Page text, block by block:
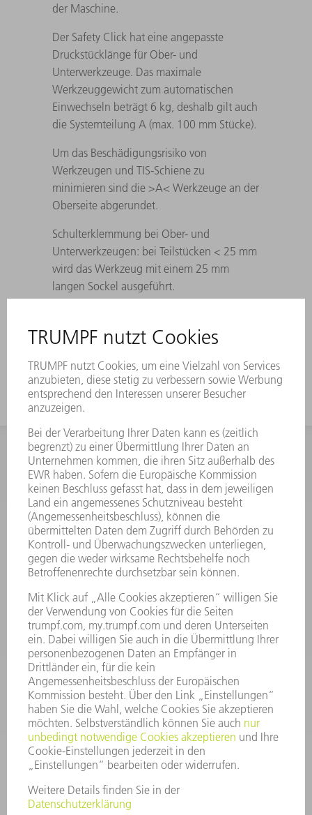
der Maschine.
Der Safety Click hat eine angepasste
Druckstücklänge für Ober- und
Unterwerkzeuge. Das maximale
Werkzeuggewicht zum automatischen
Einwechseln beträgt 6 kg, deshalb gilt auch
die Systemteilung A (max. 100 mm Stücke).
Um das Beschädigungsrisiko von
Werkzeugen und TIS-Schiene zu
minimieren sind die >A< Werkzeuge an der
Oberseite abgerundet.
Schulterklemmung bei Ober- und
Unterwerkzeugen: bei Teilstücken < 25 mm
wird das Werkzeug mit einem 25 mm
langen Sockel ausgeführt.
Nut für den Zangengreifer an beiden Seiten
INFORMATION
Häufig gestellte Fragen
Allgemeine Geschäftsbedingungen
KONTAKT
Kundenbetreuung TRUMPF Werkzeugmaschinen
+49 7156 303 33222
Mo - Fr: 07:30 - 17:30 Uhr
Erweiterte Rufbereitschaft per Service App Mo - Fr:
06:30 - 20.00 Uhr Sa: 07:00 - 12:00 Uhr
Kundenbetreuung@trumpf.com
KONTAKT
Service TRUMPF Lasertechnik
+49 7156 303 37444
Mo - Fr: 07:30 - 18:00 Uhr
Additive Manufacturing 07:30 - 17:30 Uhr
spareparts.tld@trumpf.com